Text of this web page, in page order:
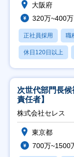
大阪府
320万~400万
正社員採用 職
休日120日以上
次世代部門長
責任者】
株式会社セレス
東京都
700万~1500